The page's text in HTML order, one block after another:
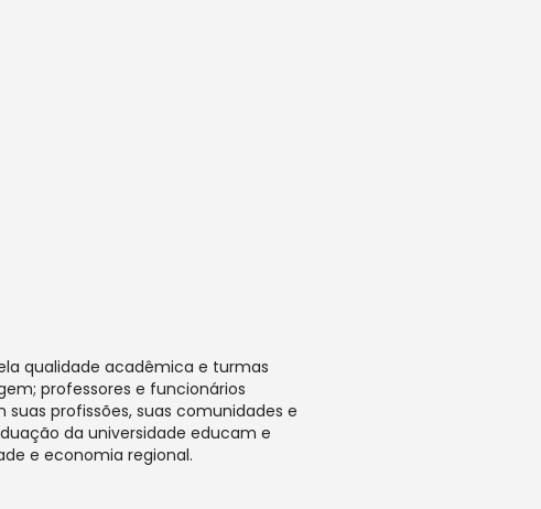
qualidade acadêmica e turmas
professores e funcionários
profissões, suas comunidades e
da universidade educam e
e economia regional.